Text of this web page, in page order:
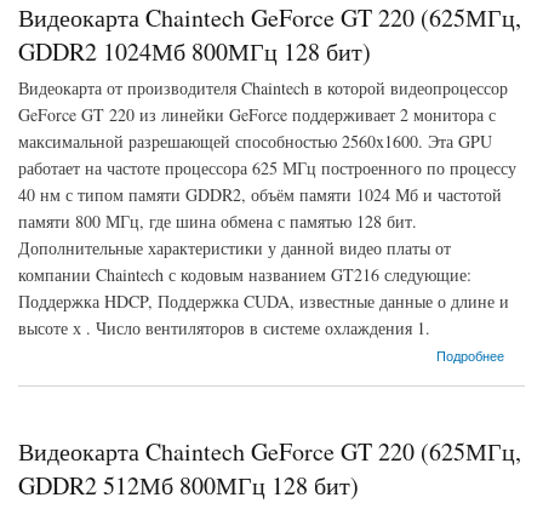
Видеокарта Chaintech GeForce GT 220 (625МГц,
GDDR2 1024Мб 800МГц 128 бит)
Видеокарта от производителя Chaintech в которой видеопроцессор
GeForce GT 220 из линейки GeForce поддерживает 2 монитора с
максимальной разрешающей способностью 2560x1600. Эта GPU
работает на частоте процессора 625 МГц построенного по процессу
40 нм с типом памяти GDDR2, объём памяти 1024 Мб и частотой
памяти 800 МГц, где шина обмена с памятью 128 бит.
Дополнительные характеристики у данной видео платы от
компании Chaintech с кодовым названием GT216 следующие:
Поддержка HDCP, Поддержка CUDA, известные данные о длине и
высоте х . Число вентиляторов в системе охлаждения 1.
Подробнее
о Видеокарта Chaintech GeForce GT 220 (625МГц, GDDR2 1024Мб 800МГц 128 бит)
Видеокарта Chaintech GeForce GT 220 (625МГц,
GDDR2 512Мб 800МГц 128 бит)